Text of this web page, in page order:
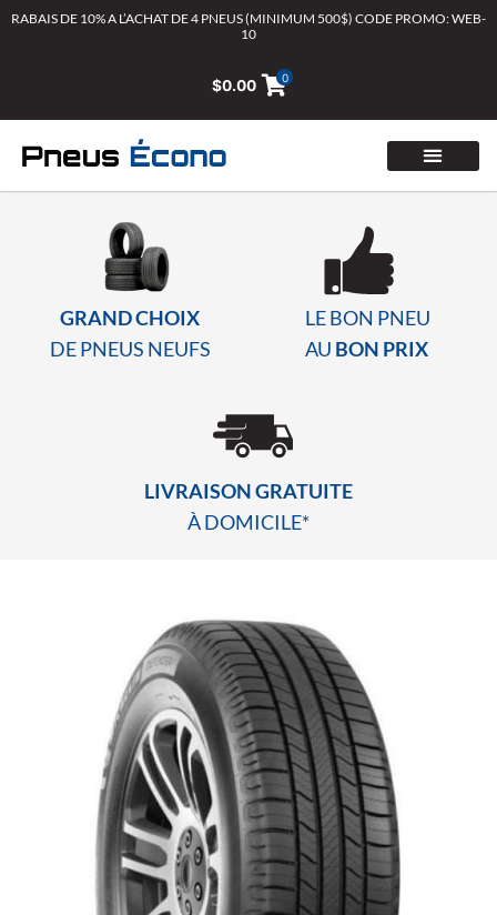
AllerRABAIS DE 10% A L’ACHAT DE 4 PNEUS (MINIMUM 500$) CODE PROMO: WEB-
10
$0.00 0
GRAND CHOIX
DE PNEUS NEUFS
LE BON PNEU
AU BON PRIX
LIVRAISON GRATUITE
À DOMICILE*